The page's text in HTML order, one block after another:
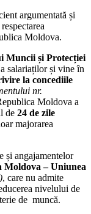
argumentată și
Moldova.
Muncii și Protecției
salariaților și vine în
la concediile
nr.
Moldova a
de 24 de zile
majorarea
și angajamentelor
Moldova – Uniunea
, care nu admite
nivelului de
de muncă.